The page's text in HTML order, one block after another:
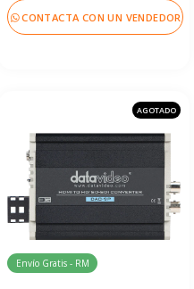
CONTACTA CON UN VENDEDOR
AGOTADO
Envío Gratis - RM